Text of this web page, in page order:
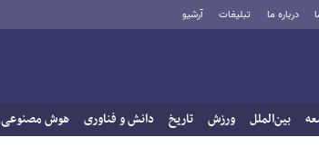
درباره ما تبلیغات آرشیو
بین‌الملل ورزش تاریخ دانش و فناوری هوش مصنوعی